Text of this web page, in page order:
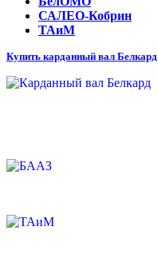
САЛЕО-Кобрин
ТАиМ
Купить карданный вал Белкард